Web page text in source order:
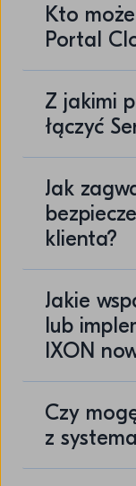
Kto
Portal
Z jakimi
łączyć
Jak
klienta?
Jakie
lub
IXON
Czy
z